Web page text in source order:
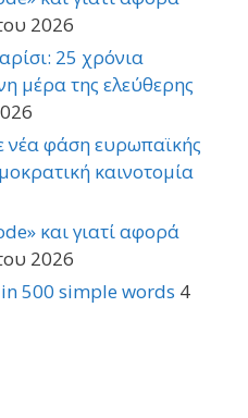
2026
25 χρόνια
μέρα της ελεύθερης
νέα φάση ευρωπαϊκής
καινοτομία
και γιατί αφορά
2026
500 simple words 4